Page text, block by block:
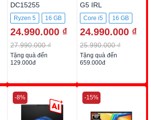
DC15255
DC5R5973W1
Ryzen 5
16 GB
512GB SSD
24.990.000 ₫
27.990.000 ₫
Tặng quà đến
129.000đ
G5 IRL
83HF00BYVN
Core i5
16 GB
512GB SSD
24.990.000 ₫
25.990.000 ₫
Tặng quà đến
659.000đ
-8% -15%